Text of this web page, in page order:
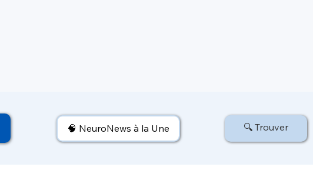
🧠 NeuroNews à la Une 🔍 Trouver